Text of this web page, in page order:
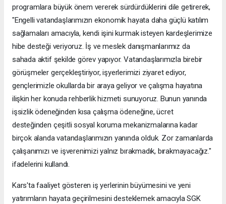
programlara büyük önem vererek sürdürdüklerini dile getirerek,
"Engelli vatandaşlarımızın ekonomik hayata daha güçlü katılım
sağlamaları amacıyla, kendi işini kurmak isteyen kardeşlerimize
hibe desteği veriyoruz. İş ve meslek danışmanlarımız da
sahada aktif şekilde görev yapıyor. Vatandaşlarımızla birebir
görüşmeler gerçekleştiriyor, işyerlerimizi ziyaret ediyor,
gençlerimizle okullarda bir araya geliyor ve çalışma hayatına
ilişkin her konuda rehberlik hizmeti sunuyoruz. Bunun yanında
işsizlik ödeneğinden kısa çalışma ödeneğine, ücret
desteğinden çeşitli sosyal koruma mekanizmalarına kadar
birçok alanda vatandaşlarımızın yanında olduk. Zor zamanlarda
çalışanımızı ve işverenimizi yalnız bırakmadık, bırakmayacağız."
ifadelerini kullandı.
Kars'ta faaliyet gösteren iş yerlerinin büyümesini ve yeni
yatırımların hayata geçirilmesini desteklemek amacıyla SGK